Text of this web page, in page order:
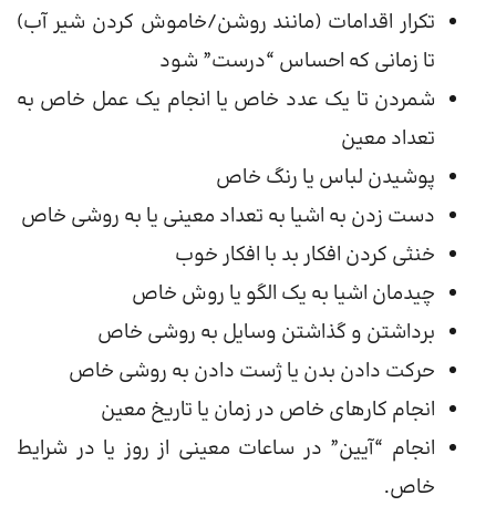
تکرار اقدامات (مانند روشن/خاموش کردن شیر آب)
تا زمانی که احساس “درست” شود
شمردن تا یک عدد خاص یا انجام یک عمل خاص به
تعداد معین
پوشیدن لباس یا رنگ خاص
دست زدن به اشیا به تعداد معینی یا به روشی خاص
خنثی کردن افکار بد با افکار خوب
چیدمان اشیا به یک الگو یا روش خاص
برداشتن و گذاشتن وسایل به روشی خاص
حرکت دادن بدن یا ژست دادن به روشی خاص
انجام کارهای خاص در زمان یا تاریخ معین
انجام “آیین” در ساعات معینی از روز یا در شرایط
خاص.